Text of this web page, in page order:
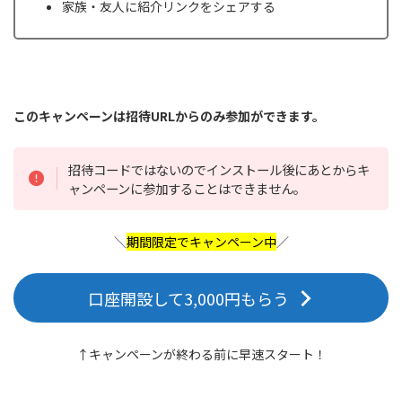
家族・友人に紹介リンクをシェアする
このキャンペーンは招待URLからのみ参加ができます。
招待コードではないのでインストール後にあとからキ
ャンペーンに参加することはできません。
＼期間限定でキャンペーン中／
口座開設して3,000円もらう
↑キャンペーンが終わる前に早速スタート！